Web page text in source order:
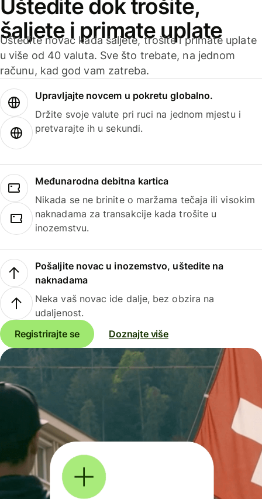
Uštedite dok trošite,
šaljete i primate uplate
Uštedite novac kada šaljete, trošite i primate uplate
u više od 40 valuta. Sve što trebate, na jednom
računu, kad god vam zatreba.
Upravljajte novcem u pokretu globalno.
Držite svoje valute pri ruci na jednom mjestu i
pretvarajte ih u sekundi.
Međunarodna debitna kartica
Nikada se ne brinite o maržama tečaja ili visokim
naknadama za transakcije kada trošite u
inozemstvu.
Pošaljite novac u inozemstvo, uštedite na
naknadama
Neka vaš novac ide dalje, bez obzira na
udaljenost.
Registrirajte se
Doznajte više